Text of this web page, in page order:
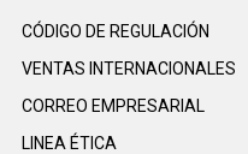
CÓDIGO DE REGULACIÓN
VENTAS INTERNACIONALES
CORREO EMPRESARIAL
LINEA ÉTICA